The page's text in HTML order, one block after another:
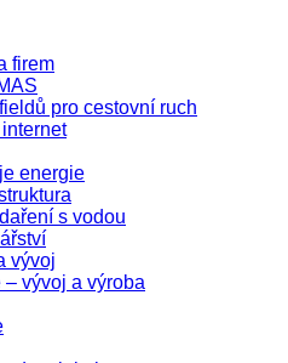
firem
pro cestovní ruch
energie
s vodou
vývoj
vývoj a výroba